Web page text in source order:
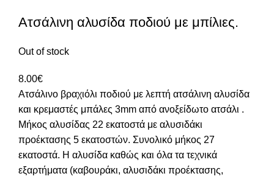
Ατσάλινη αλυσίδα ποδιού με μπίλιες.
Out of stock
8.00€
Ατσάλινο βραχιόλι ποδιού με λεπτή ατσάλινη αλυσίδα
και κρεμαστές μπάλες 3mm από ανοξείδωτο ατσάλι .
Μήκος αλυσίδας 22 εκατοστά με αλυσιδάκι
προέκτασης 5 εκατοστών. Συνολικό μήκος 27
εκατοστά. Η αλυσίδα καθώς και όλα τα τεχνικά
εξαρτήματα (καβουράκι, αλυσιδάκι προέκτασης,